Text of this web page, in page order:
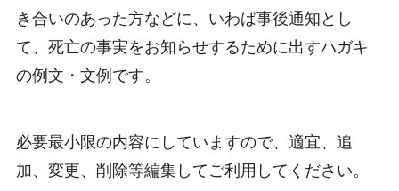
き合いのあった方などに、いわば事後通知とし
て、死亡の事実をお知らせするために出すハガキ
の例文・文例です。
必要最小限の内容にしていますので、適宜、追
加、変更、削除等編集してご利用してください。